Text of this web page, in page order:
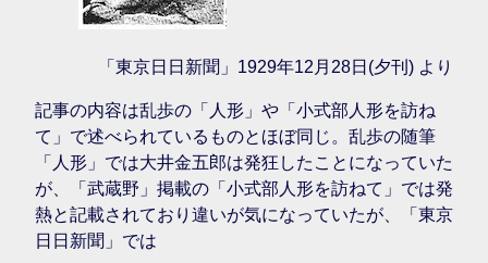
「東京日日新聞」1929年12月28日(夕刊) より
記事の内容は乱歩の「人形」や「小式部人形を訪ね
て」で述べられているものとほぼ同じ。乱歩の随筆
「人形」では大井金五郎は発狂したことになっていた
が、「武蔵野」掲載の「小式部人形を訪ねて」では発
熱と記載されており違いが気になっていたが、「東京
日日新聞」では